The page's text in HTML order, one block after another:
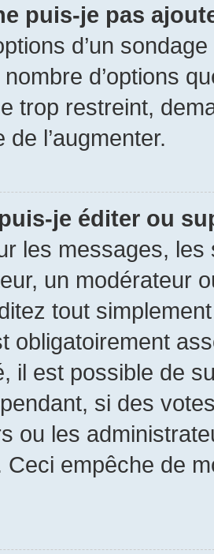
puis-je pas
d’un
d’options
trop restreint,
l’augmenter.
je éditer ou
les messages,
un modérateur
tout
obligatoirement
il est possible de
si des
ou les
Ceci empêche de